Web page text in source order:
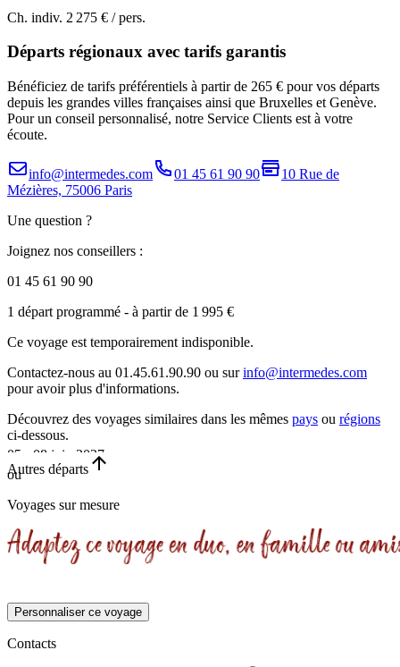
Ch. indiv. 2 275 € / pers.
Départs régionaux avec tarifs garantis
Bénéficiez de tarifs préférentiels à partir de 265 € pour vos départs
depuis les grandes villes françaises ainsi que Bruxelles et Genève.
Pour un conseil personnalisé, notre Service Clients est à votre
écoute.
info@intermedes.com 01 45 61 90 90
10 Rue de
Mézières, 75006 Paris
Une question ?
Joignez nos conseillers :
01 45 61 90 90
1 départ programmé - à partir de 1 995 €
Ce voyage est temporairement indisponible.
Contactez-nous au 01.45.61.90.90 ou surinfo@intermedes.com
pour avoir plus d'informations.
Découvrez des voyages similaires dans les mêmes pays ou régions
ci-dessous.
05 - 08 juin 2027
4 jours
Départ garanti
Autres départs
ou
Voyages sur mesure
Personnaliser ce voyage
Contacts